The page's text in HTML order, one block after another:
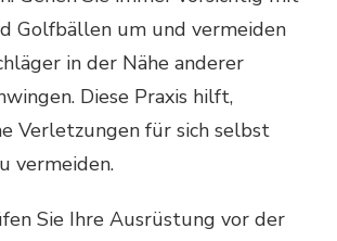
Golfbällen um und vermeiden
in der Nähe anderer
Diese Praxis hilft,
Verletzungen für sich selbst
vermeiden.
Sie Ihre Ausrüstung vor der